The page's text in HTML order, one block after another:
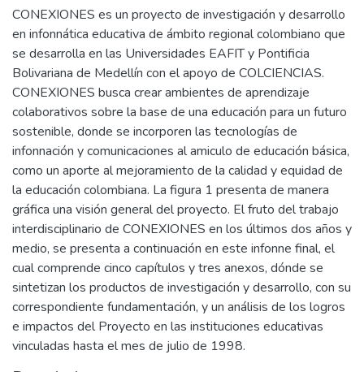
CONEXIONES es un proyecto de investigación y desarrollo
en infonnática educativa de ámbito regional colombiano que
se desarrolla en las Universidades EAFIT y Pontificia
Bolivariana de Medellín con el apoyo de COLCIENCIAS.
CONEXIONES busca crear ambientes de aprendizaje
colaborativos sobre la base de una educación para un futuro
sostenible, donde se incorporen las tecnologías de
infonnación y comunicaciones al amiculo de educación básica,
como un aporte al mejoramiento de la calidad y equidad de
la educación colombiana. La figura 1 presenta de manera
gráfica una visión general del proyecto. El fruto del trabajo
interdisciplinario de CONEXIONES en los últimos dos años y
medio, se presenta a continuación en este infonne final, el
cual comprende cinco capítulos y tres anexos, dónde se
sintetizan los productos de investigación y desarrollo, con su
correspondiente fundamentación, y un análisis de los logros
e impactos del Proyecto en las instituciones educativas
vinculadas hasta el mes de julio de 1998.